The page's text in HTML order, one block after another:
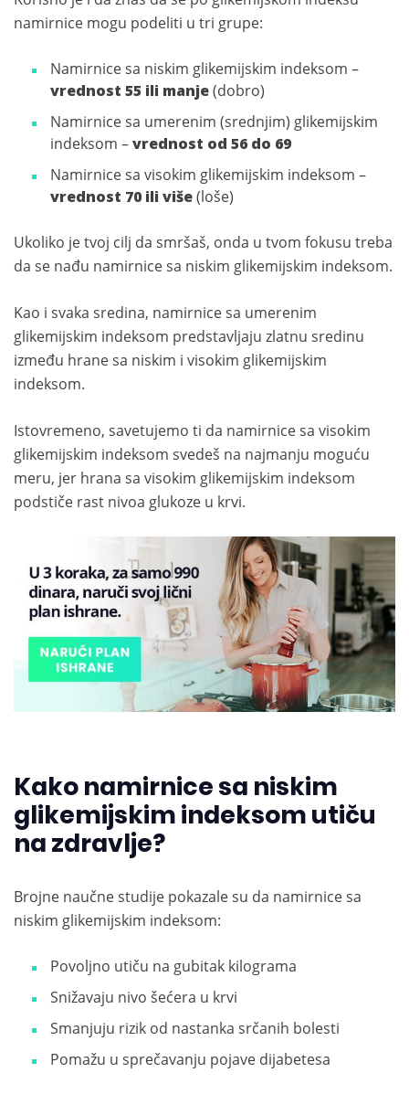
namirnice mogu podeliti u tri grupe:
Namirnice sa niskim glikemijskim indeksom –
vrednost 55 ili manje(dobro)
Namirnice sa umerenim (srednjim) glikemijskim
indeksom –vrednost od 56 do 69
Namirnice sa visokim glikemijskim indeksom –
vrednost 70 ili više(loše)
Ukoliko je tvoj cilj da smršaš, onda u tvom fokusu treba
da se nađu namirnice sa niskim glikemijskim indeksom.
Kao i svaka sredina, namirnice sa umerenim
glikemijskim indeksom predstavljaju zlatnu sredinu
između hrane sa niskim i visokim glikemijskim
indeksom.
Istovremeno, savetujemo ti da namirnice sa visokim
glikemijskim indeksom svedeš na najmanju moguću
meru, jer hrana sa visokim glikemijskim indeksom
podstiče rast nivoa glukoze u krvi.
Kako namirnice sa niskim
glikemijskim indeksom utiču
na zdravlje?
Brojne naučne studije pokazale su da namirnice sa
niskim glikemijskim indeksom:
Povoljno utiču na gubitak kilograma
Snižavaju nivo šećera u krvi
Smanjuju rizik od nastanka srčanih bolesti
Pomažu u sprečavanju pojave dijabetesa